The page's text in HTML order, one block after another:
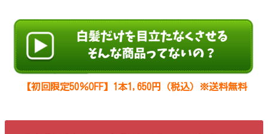
【初回限定50％OFF】1本1,650円（税込）※送料無料